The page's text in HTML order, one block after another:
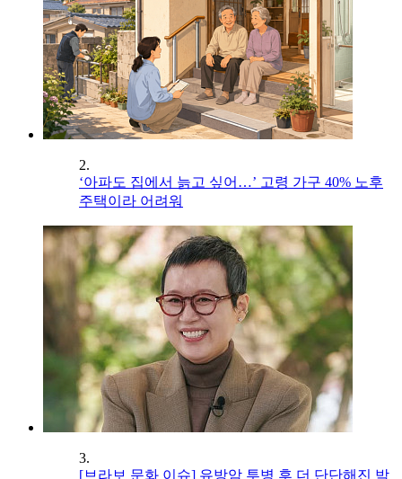
2.
‘아파도 집에서 늙고 싶어…’ 고령 가구 40% 노후
주택이라 어려워
3.
[브라보 문화 이슈] 유방암 투병 후 더 단단해진 박